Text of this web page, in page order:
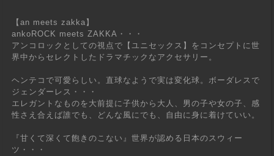
【an meets zakka】
ankoROCK meets ZAKKA・・・
アンコロックとしての視点で【ユニセックス】をコンセプトに世
界中からセレクトしたドラマチックなアクセサリー。
ヘンテコで可愛らしい。直球なようで実は変化球。ボーダレスで
ジェンダーレス・・・
エレガントなものを大前提に子供から大人、男の子や女の子、感
性さえ合えば誰でも、どんな風にでも、自由に身に着けていい。
『甘くて深くて飽きのこない』世界が認める日本のスウィー
ツ・・・